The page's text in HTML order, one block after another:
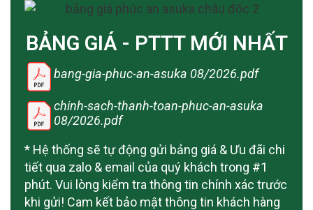
BẢNG GIÁ - PTTT MỚI NHẤT
bang-gia-phuc-an-asuka 08/2026.pdf
chinh-sach-thanh-toan-phuc-an-asuka
08/2026.pdf
* Hệ thống sẽ tự động gửi bảng giá & Ưu đãi chi
tiết qua zalo & email của quý khách trong #1
phút. Vui lòng kiểm tra thông tin chính xác trước
khi gửi! Cam kết bảo mật thông tin khách hàng